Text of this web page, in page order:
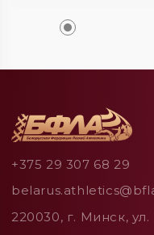
+375 29 307 68 29
220030, г. Минск,